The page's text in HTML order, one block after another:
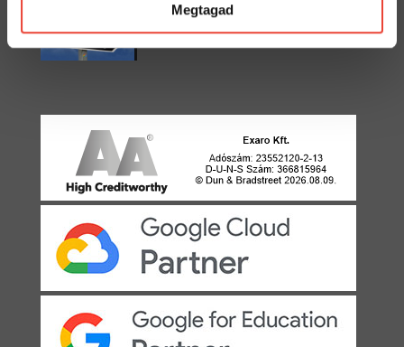
Megtagad
2021. április 22.